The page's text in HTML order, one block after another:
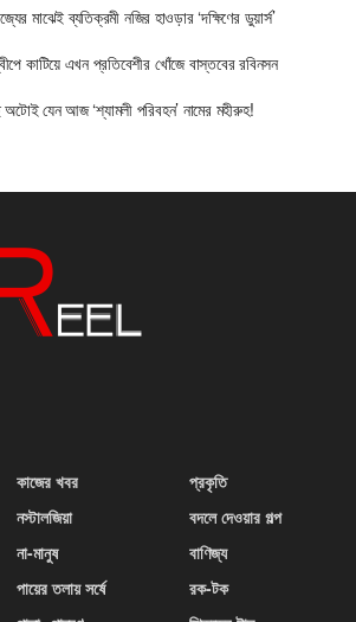
মাঝেই ব্যতিক্রমী নজির হাওড়ার ‘দক্ষিণের ডুয়ার্স’
কাটিয়ে এখন প্রতিবেশীর খোঁজে বাস্তবের রবিনসন
অটোই যেন আজ ‘শ্যামলী পরিবহন’ নামের মহীরুহ!
কাজের খবর
নস্টালজিয়া
না-মানুষ
পায়ের তলায় সর্ষে
প্রকৃতি
বদলে দেওয়ার গল্প
বাণিজ্য
রক-টক